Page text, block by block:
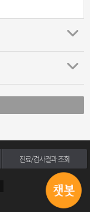
진료/검사결과 조회